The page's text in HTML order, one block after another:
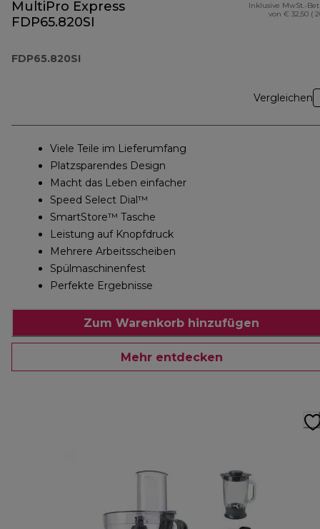
MultiPro Express
FDP65.820SI
FDP65.820SI
Inklusive MwSt.-
von € 32,50 (
Vergleichen
Viele Teile im Lieferumfang
Platzsparendes Design
Macht das Leben einfacher
Speed Select Dial™
SmartStore™ Tasche
Leistung auf Knopfdruck
Mehrere Arbeitsscheiben
Spülmaschinenfest
Perfekte Ergebnisse
Zum Warenkorb hinzufügen
Mehr entdecken